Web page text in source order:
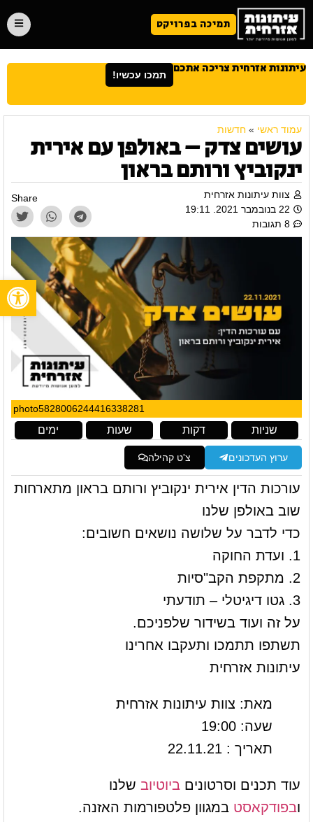
תמיכה בפרויקט
עיתונות אזרחית צריכה אתכם תמכו עכשיו!
עמוד ראשי » חדשות
עושים צדק – באולפן עם אירית
ינקוביץ ורותם בראון
צוות עיתונות אזרחית
22 בנובמבר 2021. 19:11
8 תגובות
Share
photo5828006244416338281
ימים שעות דקות שניות
ערוץ העדכונים צ'ט קהילה
עורכות הדין אירית ינקוביץ ורותם בראון מתארחות
שוב באולפן שלנו
כדי לדבר על שלושה נושאים חשובים:
1. ועדת החוקה
2. מתקפת הקב"סיות
3. גטו דיגיטלי – תודעתי
על זה ועוד בשידור שלפניכם.
תשתפו תתמכו ותעקבו אחרינו
עיתונות אזרחית
מאת: צוות עיתונות אזרחית
שעה: 19:00
תאריך : 22.11.21
עוד תכנים וסרטונים ביוטיוב שלנו
ובפודקאסט במגוון פלטפורמות האזנה.